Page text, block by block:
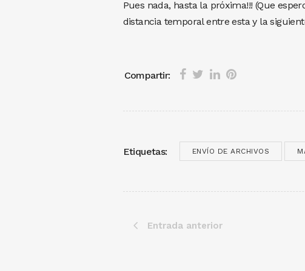
Pues nada, hasta la próxima!!! (Que
distancia temporal entre esta y la
Compartir:
Etiquetas: ENVÍO DE ARCHIVOS
Entrada anterior